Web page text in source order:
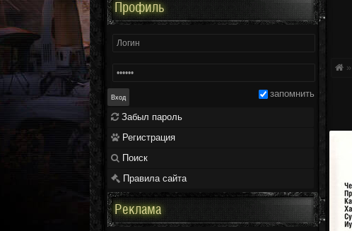
»
Профиль
запомнить
Забыл пароль
Регистрация
Поиск
Правила сайта
Реклама